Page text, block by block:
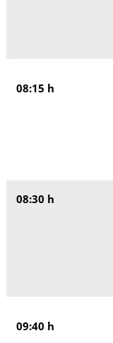
08:15 h
08:30 h
09:40 h